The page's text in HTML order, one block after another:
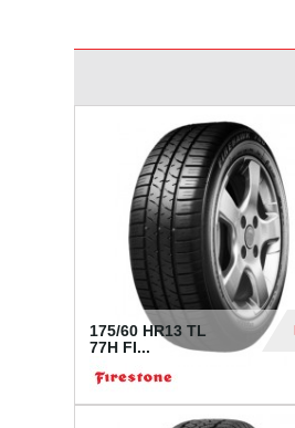
175/60 HR13 TL
77H FI...